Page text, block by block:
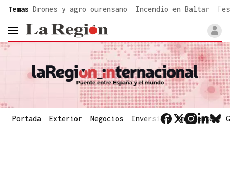
Temas Drones y agro ourensano Incendio en Baltar
header.menu.open
Portada Exterior Negocios Inversión Emergentes